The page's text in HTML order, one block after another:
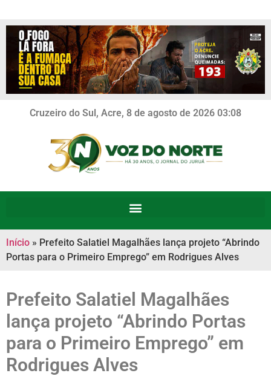
Cruzeiro do Sul, Acre, 8 de agosto de 2026 03:08
Início » Prefeito Salatiel Magalhães lança projeto “Abrindo
Portas para o Primeiro Emprego” em Rodrigues Alves
Prefeito Salatiel Magalhães
lança projeto “Abrindo Portas
para o Primeiro Emprego” em
Rodrigues Alves